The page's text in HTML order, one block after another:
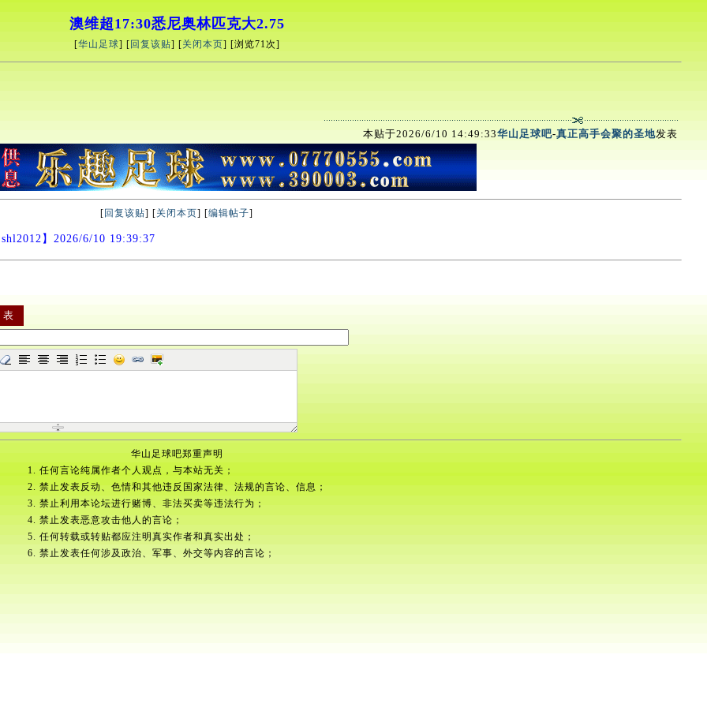
澳维超17:30悉尼奥林匹克大2.75
[华山足球] [ 回复该贴] [关闭本页] [浏览71次]
本贴于2026/6/10 14:49:33华山足球吧-真正高手会聚的圣地发表
[ 回复该贴] [关闭本页] [编辑帖子]
】2026/6/10 19:39:37
华山足球吧郑重声明
1. 任何言论纯属作者个人观点，与本站无关；
2. 禁止发表反动、色情和其他违反国家法律、法规的言论、信息；
3. 禁止利用本论坛进行赌博、非法买卖等违法行为；
4. 禁止发表恶意攻击他人的言论；
5. 任何转载或转贴都应注明真实作者和真实出处；
6. 禁止发表任何涉及政治、军事、外交等内容的言论；